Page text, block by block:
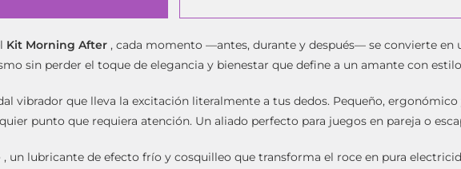
Kit Morning After , cada momento —antes, durante y después— se convierte en
sin perder el toque de elegancia y bienestar que define a un amante con
vibrador que lleva la excitación literalmente a tus dedos. Pequeño,
punto que requiera atención. Un aliado perfecto para juegos en pareja o
, un lubricante de efecto frío y cosquilleo que transforma el roce en pura